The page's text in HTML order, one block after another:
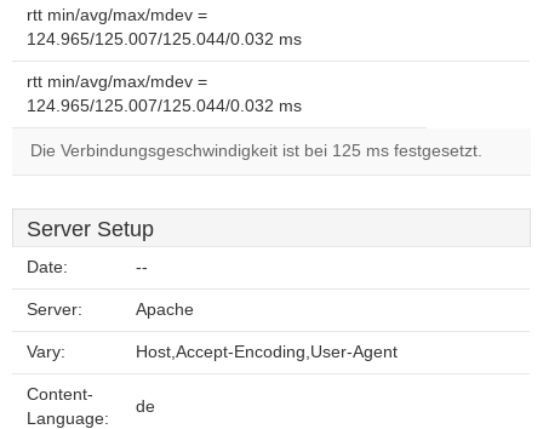
rtt min/avg/max/mdev =
124.965/125.007/125.044/0.032 ms
rtt min/avg/max/mdev =
124.965/125.007/125.044/0.032 ms
Die Verbindungsgeschwindigkeit ist bei 125 ms festgesetzt.
Server Setup
Date: --
Server: Apache
Vary: Host,Accept-Encoding,User-Agent
Content-
Language:
de